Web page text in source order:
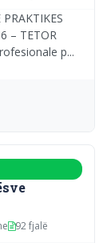
PRAKTIKES
– TETOR
p...
92 fjalë